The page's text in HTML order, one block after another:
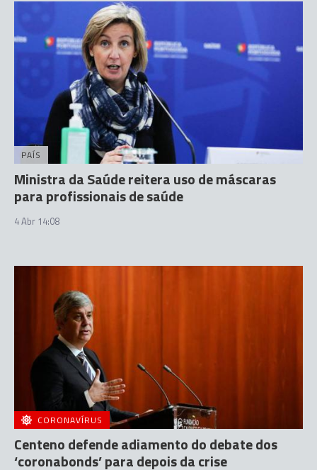
PAÍS
Ministra da Saúde reitera uso de máscaras
para profissionais de saúde
4 Abr 14:08
CORONAVÍRUS
Centeno defende adiamento do debate dos
‘coronabonds’ para depois da crise